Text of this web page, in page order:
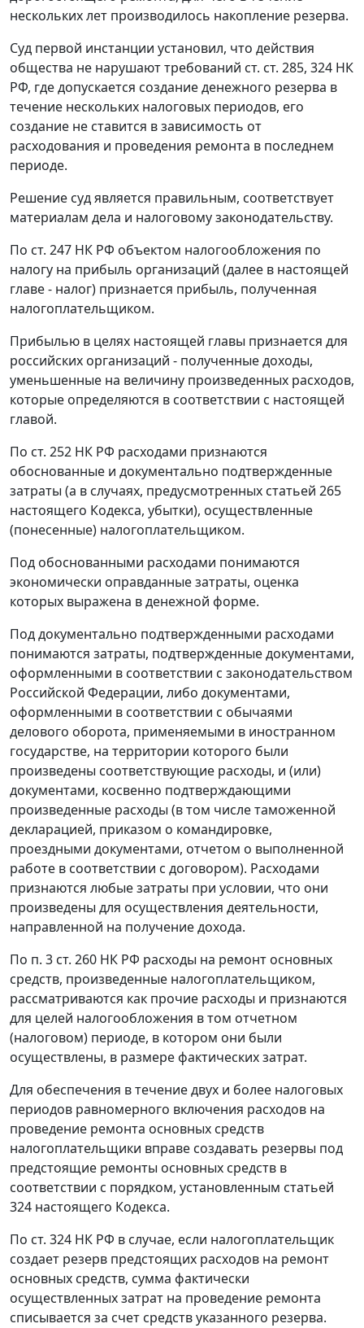
нескольких лет производилось накопление резерва.
Суд первой инстанции установил, что действия
общества не нарушают требований ст. ст. 285, 324 НК
РФ, где допускается создание денежного резерва в
течение нескольких налоговых периодов, его
создание не ставится в зависимость от
расходования и проведения ремонта в последнем
периоде.
Решение суд является правильным, соответствует
материалам дела и налоговому законодательству.
По ст. 247 НК РФ объектом налогообложения по
налогу на прибыль организаций (далее в настоящей
главе - налог) признается прибыль, полученная
налогоплательщиком.
Прибылью в целях настоящей главы признается для
российских организаций - полученные доходы,
уменьшенные на величину произведенных расходов,
которые определяются в соответствии с настоящей
главой.
По ст. 252 НК РФ расходами признаются
обоснованные и документально подтвержденные
затраты (а в случаях, предусмотренных статьей 265
настоящего Кодекса, убытки), осуществленные
(понесенные) налогоплательщиком.
Под обоснованными расходами понимаются
экономически оправданные затраты, оценка
которых выражена в денежной форме.
Под документально подтвержденными расходами
понимаются затраты, подтвержденные документами,
оформленными в соответствии с законодательством
Российской Федерации, либо документами,
оформленными в соответствии с обычаями
делового оборота, применяемыми в иностранном
государстве, на территории которого были
произведены соответствующие расходы, и (или)
документами, косвенно подтверждающими
произведенные расходы (в том числе таможенной
декларацией, приказом о командировке,
проездными документами, отчетом о выполненной
работе в соответствии с договором). Расходами
признаются любые затраты при условии, что они
произведены для осуществления деятельности,
направленной на получение дохода.
По п. 3 ст. 260 НК РФ расходы на ремонт основных
средств, произведенные налогоплательщиком,
рассматриваются как прочие расходы и признаются
для целей налогообложения в том отчетном
(налоговом) периоде, в котором они были
осуществлены, в размере фактических затрат.
Для обеспечения в течение двух и более налоговых
периодов равномерного включения расходов на
проведение ремонта основных средств
налогоплательщики вправе создавать резервы под
предстоящие ремонты основных средств в
соответствии с порядком, установленным статьей
324 настоящего Кодекса.
По ст. 324 НК РФ в случае, если налогоплательщик
создает резерв предстоящих расходов на ремонт
основных средств, сумма фактически
осуществленных затрат на проведение ремонта
списывается за счет средств указанного резерва.